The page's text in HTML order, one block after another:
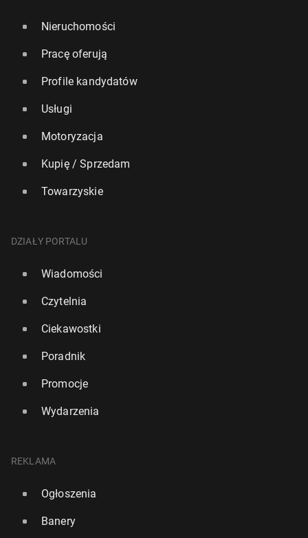
Nieruchomości
Pracę oferują
Profile kandydatów
Usługi
Motoryzacja
Kupię / Sprzedam
Towarzyskie
DZIAŁY PORTALU
Wiadomości
Czytelnia
Ciekawostki
Poradnik
Promocje
Wydarzenia
REKLAMA
Ogłoszenia
Banery